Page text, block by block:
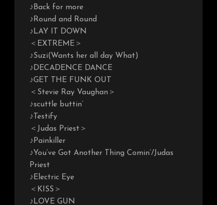
♪Back for more
♪Round and Round
♪LAY IT DOWN
＜EXTREME＞
♪Suzi(Wants her all day What)
♪DECADENCE DANCE
♪GET THE FUNK OUT
＜Stevie Ray Vaughan＞
♪scuttle buttin’
♪Testify
＜Judas Priest＞
♪Painkiller
♪You’ve Got Another Thing Comin’/Judas
Priest
♪Electric Eye
＜KISS＞
♪LOVE GUN